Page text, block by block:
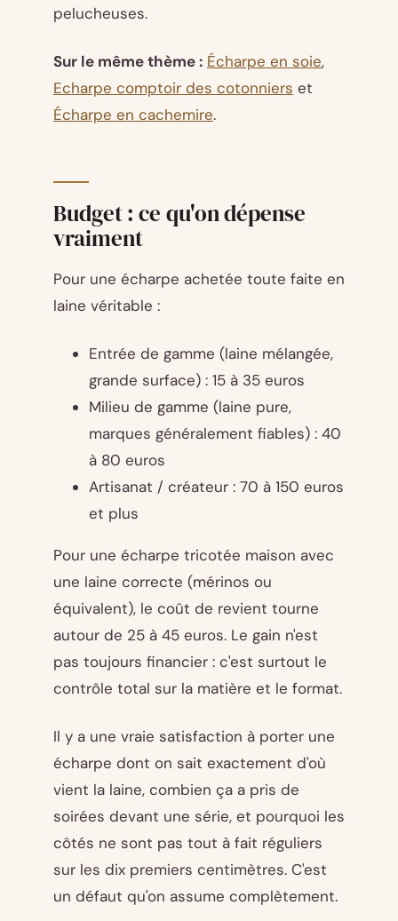
pelucheuses.
Sur le même thème : Écharpe en soie,
Echarpe comptoir des cotonniers et
Écharpe en cachemire.
Budget : ce qu'on dépense
vraiment
Pour une écharpe achetée toute faite en
laine véritable :
Entrée de gamme (laine mélangée,
grande surface) : 15 à 35 euros
Milieu de gamme (laine pure,
marques généralement fiables) : 40
à 80 euros
Artisanat / créateur : 70 à 150 euros
et plus
Pour une écharpe tricotée maison avec
une laine correcte (mérinos ou
équivalent), le coût de revient tourne
autour de 25 à 45 euros. Le gain n'est
pas toujours financier : c'est surtout le
contrôle total sur la matière et le format.
Il y a une vraie satisfaction à porter une
écharpe dont on sait exactement d'où
vient la laine, combien ça a pris de
soirées devant une série, et pourquoi les
côtés ne sont pas tout à fait réguliers
sur les dix premiers centimètres. C'est
un défaut qu'on assume complètement.